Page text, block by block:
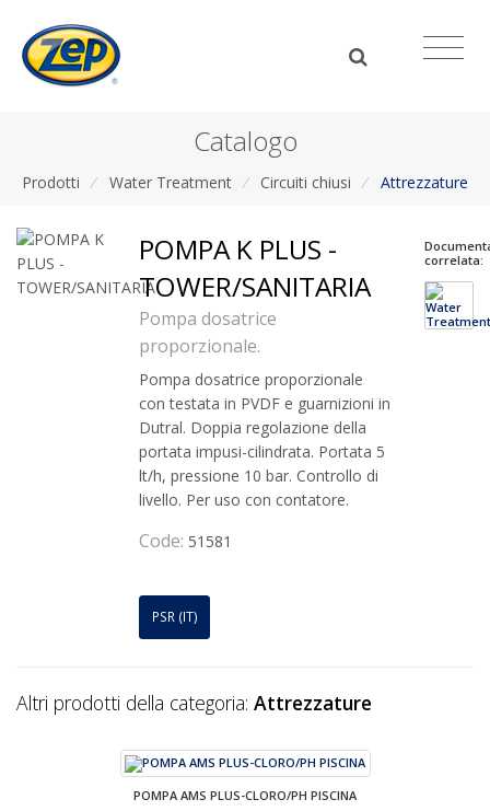
Catalogo
Prodotti / Water Treatment / Circuiti chiusi / Attrezzature
POMPA K PLUS -
TOWER/SANITARIA
Pompa dosatrice
proporzionale.
Pompa dosatrice proporzionale
con testata in PVDF e guarnizioni in
Dutral. Doppia regolazione della
portata impusi-cilindrata. Portata 5
lt/h, pressione 10 bar. Controllo di
livello. Per uso con contatore.
Code: 51581
PSR (IT)
correlata:
Altri prodotti della categoria: Attrezzature
POMPA AMS PLUS-CLORO/PH PISCINA